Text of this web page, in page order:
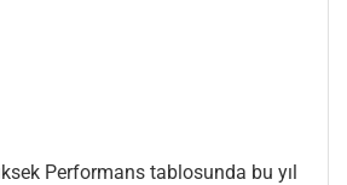
Performans tablosunda bu yıl